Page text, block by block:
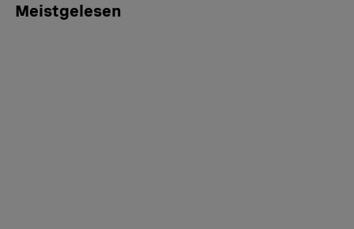
Meistgelesen